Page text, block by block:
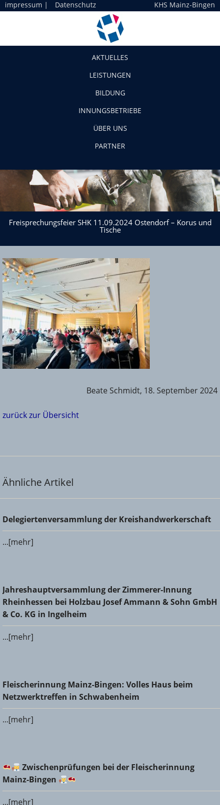
impressum | Datenschutz KHS Mainz-Bingen
AKTUELLES
LEISTUNGEN
BILDUNG
INNUNGSBETRIEBE
ÜBER UNS
PARTNER
Tische
Freisprechungsfeier SHK 11.09.2024 Ostendorf – Korus und
Tische
Beate Schmidt, 18. September 2024
zurück zur Übersicht
Ähnliche Artikel
Delegiertenversammlung der Kreishandwerkerschaft
Delegiertenversammlung der Kreishandwerkerschaft
...[mehr]
Jahreshauptversammlung der Zimmerer-Innung
Rheinhessen bei Holzbau Josef Ammann & Sohn GmbH &
Co. KG in Ingelheim
Jahreshauptversammlung der Zimmerer-Innung
Rheinhessen bei Holzbau Josef Ammann & Sohn GmbH
& Co. KG in Ingelheim
...[mehr]
Fleischerinnung Mainz-Bingen: Volles Haus beim
Netzwerktreffen in Schwabenheim
Fleischerinnung Mainz-Bingen: Volles Haus beim
Netzwerktreffen in Schwabenheim
...[mehr]
Zwischenprüfungen bei der Fleischerinnung Mainz-
Bingen
Zwischenprüfungen bei der Fleischerinnung
Mainz-Bingen
...[mehr]